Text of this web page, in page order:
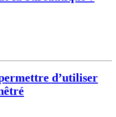
d’utiliser